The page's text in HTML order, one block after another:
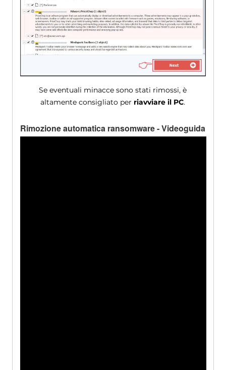
Se eventuali minacce sono stati rimossi, è
altamente consigliato per riavviare il PC.
Rimozione automatica ransomware - Videoguida